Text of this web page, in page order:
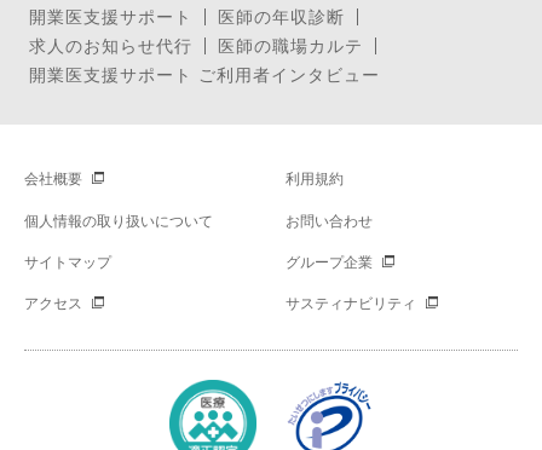
開業医支援サポート
医師の年収診断
求人のお知らせ代行
医師の職場カルテ
開業医支援サポート ご利用者インタビュー
会社概要 利用規約
個人情報の取り扱いについて お問い合わせ
サイトマップ グループ企業
アクセス サスティナビリティ